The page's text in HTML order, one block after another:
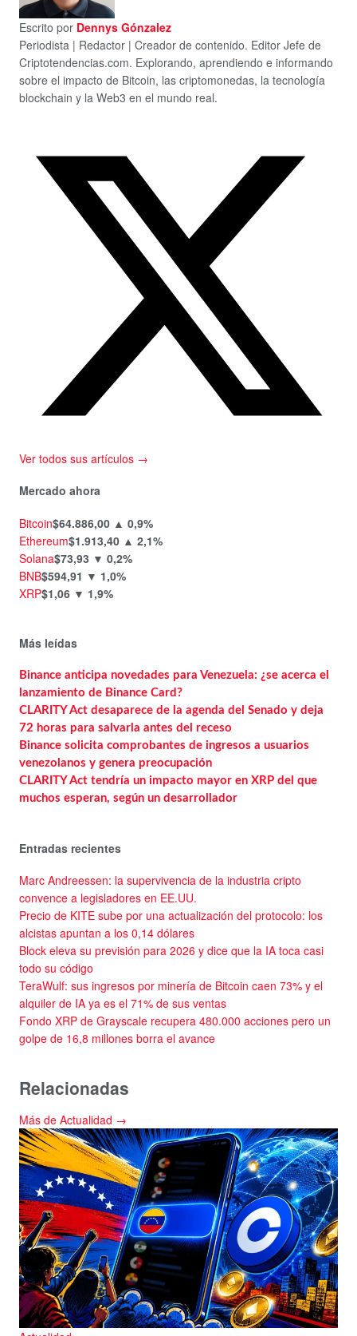
Escrito por Dennys Gónzalez
Periodista | Redactor | Creador de contenido. Editor Jefe de
Criptotendencias.com. Explorando, aprendiendo e informando
sobre el impacto de Bitcoin, las criptomonedas, la tecnología
blockchain y la Web3 en el mundo real.
Ver todos sus artículos →
Mercado ahora
Bitcoin$64.886,00 ▲ 0,9%
Ethereum$1.913,40 ▲ 2,1%
Solana$73,93 ▼ 0,2%
BNB$594,91 ▼ 1,0%
XRP$1,06 ▼ 1,9%
Más leídas
Binance anticipa novedades para Venezuela: ¿se acerca el
lanzamiento de Binance Card?
CLARITY Act desaparece de la agenda del Senado y deja
72 horas para salvarla antes del receso
Binance solicita comprobantes de ingresos a usuarios
venezolanos y genera preocupación
CLARITY Act tendría un impacto mayor en XRP del que
muchos esperan, según un desarrollador
Entradas recientes
Marc Andreessen: la supervivencia de la industria cripto
convence a legisladores en EE.UU.
Precio de KITE sube por una actualización del protocolo: los
alcistas apuntan a los 0,14 dólares
Block eleva su previsión para 2026 y dice que la IA toca casi
todo su código
TeraWulf: sus ingresos por minería de Bitcoin caen 73% y el
alquiler de IA ya es el 71% de sus ventas
Fondo XRP de Grayscale recupera 480.000 acciones pero un
golpe de 16,8 millones borra el avance
Relacionadas
Más de Actualidad →